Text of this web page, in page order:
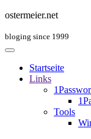
ostermeier.net
bloging since 1999
Startseite
Links
Tools